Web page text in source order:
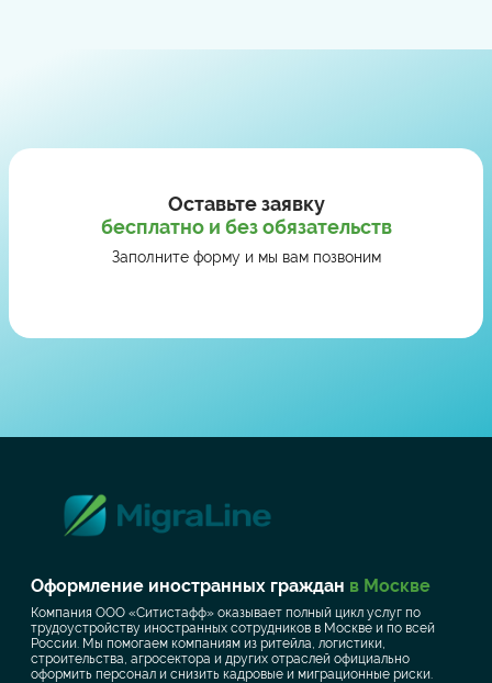
Оставьте заявку
бесплатно и без обязательств
Заполните форму и мы вам позвоним
Оформление иностранных граждан в Москве
Компания ООО «Ситистафф» оказывает полный цикл услуг по
трудоустройству иностранных сотрудников в Москве и по всей
России. Мы помогаем компаниям из ритейла, логистики,
строительства, агросектора и других отраслей официально
оформить персонал и снизить кадровые и миграционные риски.